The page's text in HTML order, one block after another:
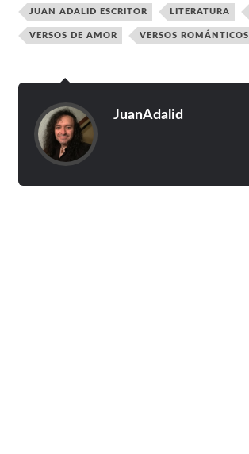
JUAN ADALID ESCRITOR LITERATURA
VERSOS DE AMOR VERSOS ROMÁNTICOS
JuanAdalid